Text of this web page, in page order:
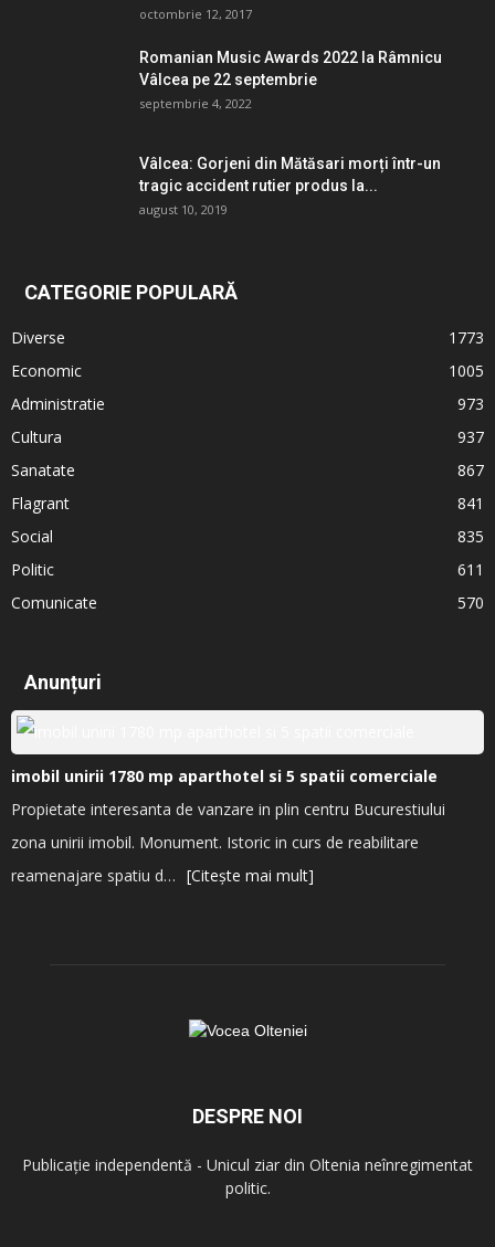
octombrie 12, 2017
Romanian Music Awards 2022 la Râmnicu
Vâlcea pe 22 septembrie
septembrie 4, 2022
Vâlcea: Gorjeni din Mătăsari morți într-un
tragic accident rutier produs la...
august 10, 2019
CATEGORIE POPULARĂ
Diverse
1773
Economic
1005
Administratie
973
Cultura
937
Sanatate
867
Flagrant
841
Social
835
Politic
611
Comunicate
570
Anunțuri
imobil unirii 1780 mp aparthotel si 5 spatii comerciale
Propietate interesanta de vanzare in plin centru Bucurestiului
zona unirii imobil. Monument. Istoric in curs de reabilitare
reamenajare spatiu d… [Citește mai mult]
DESPRE NOI
Publicație independentă - Unicul ziar din Oltenia neînregimentat
politic.